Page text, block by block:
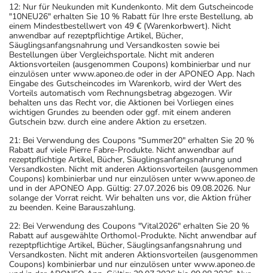
12: Nur für Neukunden mit Kundenkonto. Mit dem Gutscheincode
"10NEU26" erhalten Sie 10 % Rabatt für Ihre erste Bestellung, ab
einem Mindestbestellwert von 49 € (Warenkorbwert). Nicht
anwendbar auf rezeptpflichtige Artikel, Bücher,
Säuglingsanfangsnahrung und Versandkosten sowie bei
Bestellungen über Vergleichsportale. Nicht mit anderen
Aktionsvorteilen (ausgenommen Coupons) kombinierbar und nur
einzulösen unter www.aponeo.de oder in der APONEO App. Nach
Eingabe des Gutscheincodes im Warenkorb, wird der Wert des
Vorteils automatisch vom Rechnungsbetrag abgezogen. Wir
behalten uns das Recht vor, die Aktionen bei Vorliegen eines
wichtigen Grundes zu beenden oder ggf. mit einem anderen
Gutschein bzw. durch eine andere Aktion zu ersetzen.
21: Bei Verwendung des Coupons "Summer20" erhalten Sie 20 %
Rabatt auf viele Pierre Fabre-Produkte. Nicht anwendbar auf
rezeptpflichtige Artikel, Bücher, Säuglingsanfangsnahrung und
Versandkosten. Nicht mit anderen Aktionsvorteilen (ausgenommen
Coupons) kombinierbar und nur einzulösen unter www.aponeo.de
und in der APONEO App. Gültig: 27.07.2026 bis 09.08.2026. Nur
solange der Vorrat reicht. Wir behalten uns vor, die Aktion früher
zu beenden. Keine Barauszahlung.
22: Bei Verwendung des Coupons "Vital2026" erhalten Sie 20 %
Rabatt auf ausgewählte Orthomol-Produkte. Nicht anwendbar auf
rezeptpflichtige Artikel, Bücher, Säuglingsanfangsnahrung und
Versandkosten. Nicht mit anderen Aktionsvorteilen (ausgenommen
Coupons) kombinierbar und nur einzulösen unter www.aponeo.de